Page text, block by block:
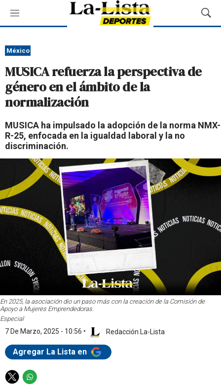
M
e
ú
M
o
q
u
México
MUSICA refuerza la perspectiva de
género en el ámbito de la
normalización
MUSICA ha impulsado la adopción de la norma NMX-
R-25, enfocada en la igualdad laboral y la no
discriminación.
En 2025, la asociación dio un paso más con la creación de la Comisión de
Apoyo a Mujeres Emprendedoras.
Especial
7 De Marzo, 2025 - 10:56 • Redacción La-Lista
Agregar La Lista en
T
W